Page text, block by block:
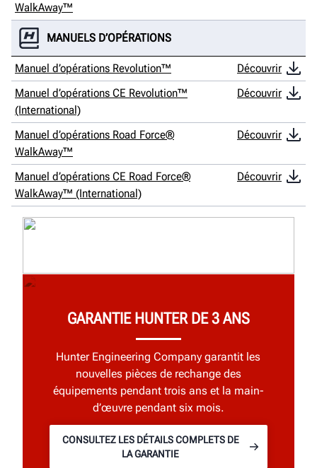
WalkAway™
MANUELS D’OPÉRATIONS
Manuel d’opérations Revolution™
Découvrir
Manuel d’opérations CE Revolution™
(International)
Découvrir
Manuel d’opérations Road Force®
WalkAway™
Découvrir
Manuel d’opérations CE Road Force®
WalkAway™ (International)
Découvrir
GARANTIE HUNTER DE 3 ANS
Hunter Engineering Company garantit les
nouvelles pièces de rechange des
équipements pendant trois ans et la main-
d’œuvre pendant six mois.
CONSULTEZ LES DÉTAILS COMPLETS DE
LA GARANTIE